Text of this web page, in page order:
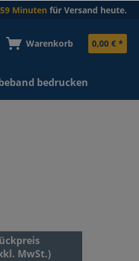
59 Minuten für Versand heute.
Warenkorb 0,00 € *
bedrucken
MwSt.)